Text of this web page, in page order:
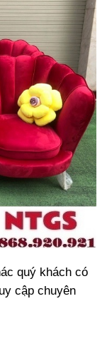
quý khách có
cập chuyên